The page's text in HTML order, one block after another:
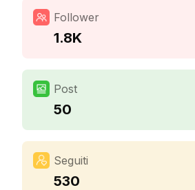
Follower
1.8K
Post
50
Seguiti
530